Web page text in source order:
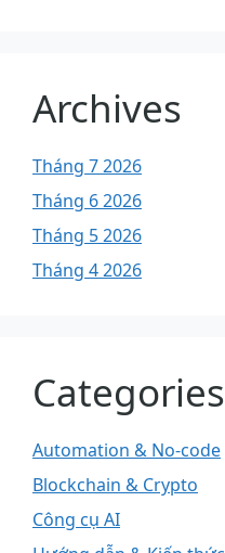
Archives
Tháng 7 2026
Tháng 6 2026
Tháng 5 2026
Tháng 4 2026
Categories
Automation & No-code
Blockchain & Crypto
Công cụ AI